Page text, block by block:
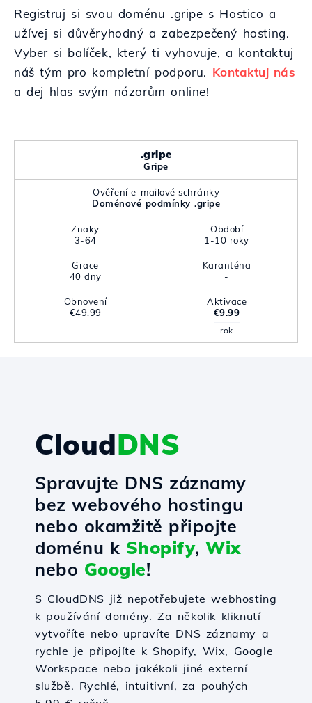
Registruj si svou doménu .gripe s Hostico a
užívej si důvěryhodný a zabezpečený hosting.
Vyber si balíček, který ti vyhovuje, a kontaktuj
náš tým pro kompletní podporu. Kontaktuj nás
a dej hlas svým názorům online!
.gripe
Gripe
Ověření e-mailové schránky
Doménové podmínky .gripe
Znaky
3-64
Období
1-10 roky
Grace
40 dny
Karanténa
-
Obnovení
€49.99
Aktivace
€9.99
rok
CloudDNS
Spravujte DNS záznamy
bez webového hostingu
nebo okamžitě připojte
doménu k Shopify, Wix
nebo Google!
S CloudDNS již nepotřebujete webhosting
k používání domény. Za několik kliknutí
vytvoříte nebo upravíte DNS záznamy a
rychle je připojíte k Shopify, Wix, Google
Workspace nebo jakékoli jiné externí
službě. Rychlé, intuitivní, za pouhých